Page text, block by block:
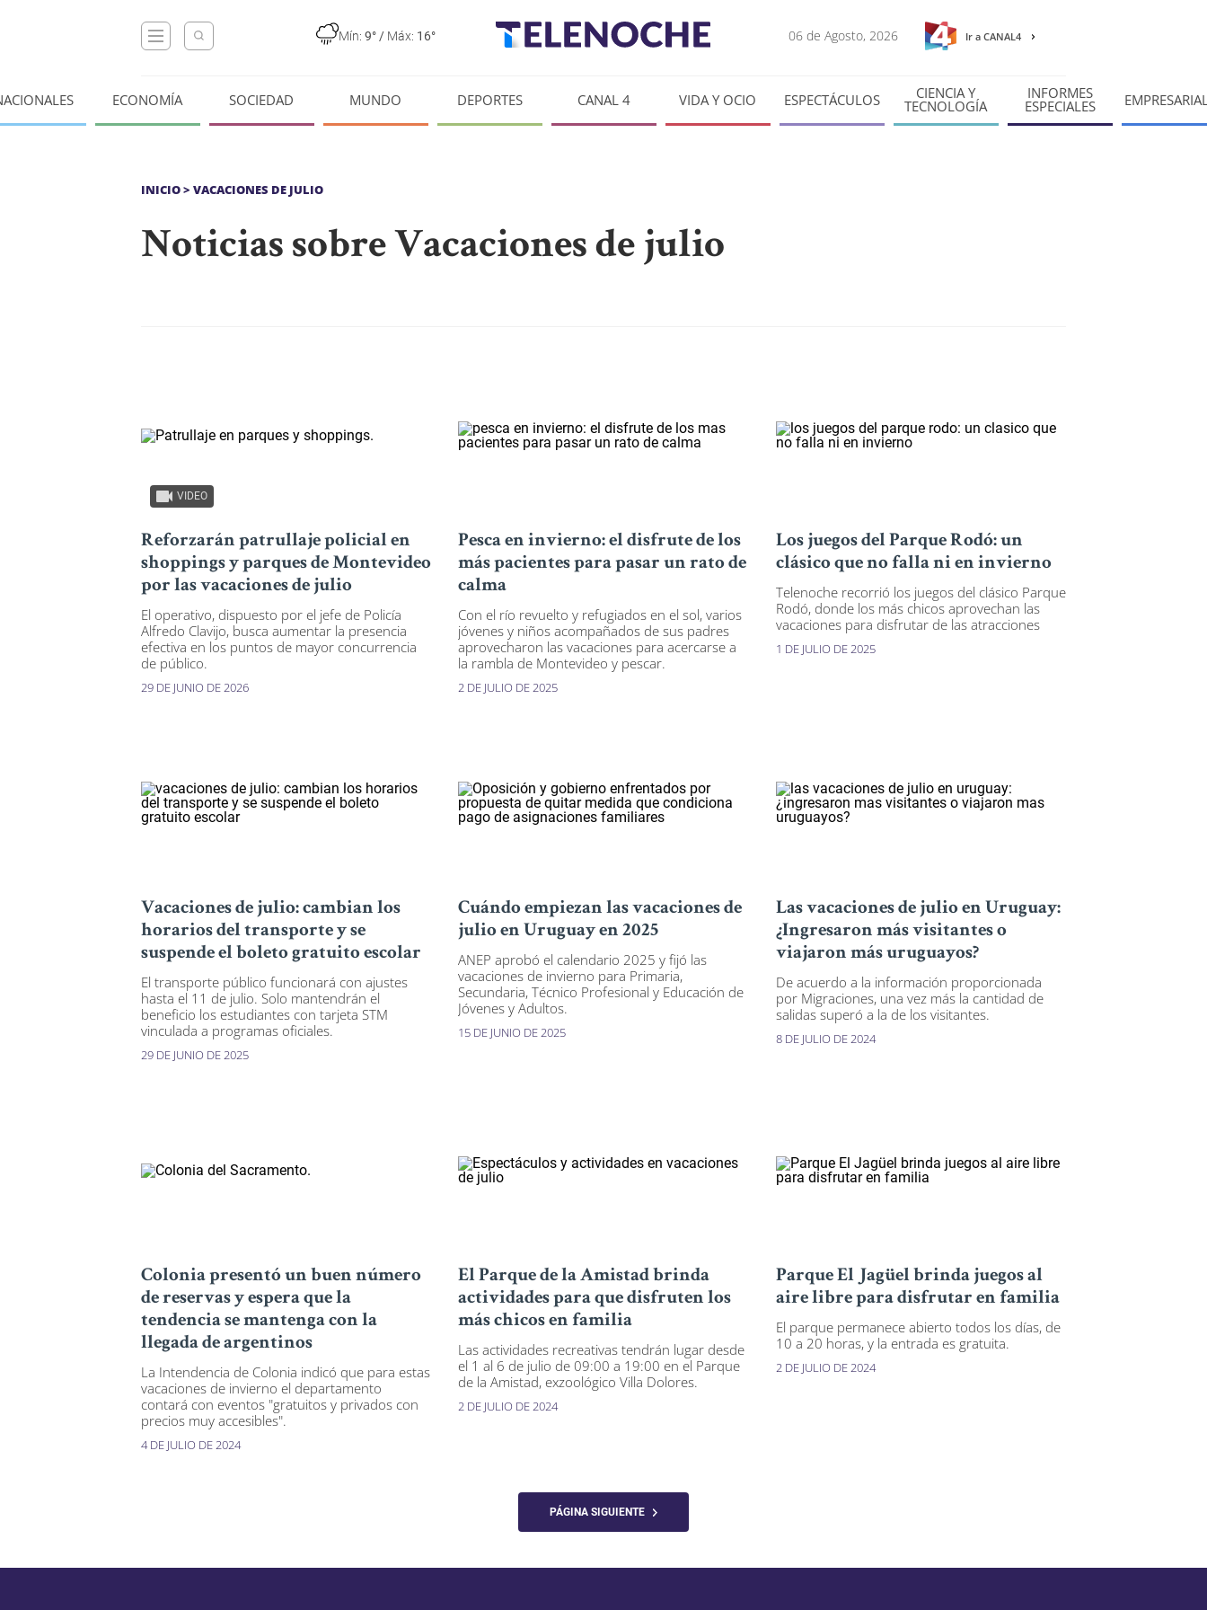
Mín: 9° / Máx: 16° 06 de Agosto, 2026 Ir a CANAL4
ECONOMÍA SOCIEDAD MUNDO DEPORTES CANAL 4 VIDA Y OCIO ESPECTÁCULOS CIENCIA Y
TECNOLOGÍA
INFORMES
ESPECIALES
INICIO> VACACIONES DE JULIO
Noticias sobre Vacaciones de julio
VIDEO
Reforzarán patrullaje policial en
shoppings y parques de Montevideo
por las vacaciones de julio
El operativo, dispuesto por el jefe de Policía
Alfredo Clavijo, busca aumentar la presencia
efectiva en los puntos de mayor concurrencia
de público.
29 DE JUNIO DE 2026
Pesca en invierno: el disfrute de los
más pacientes para pasar un rato de
calma
Con el río revuelto y refugiados en el sol, varios
jóvenes y niños acompañados de sus padres
aprovecharon las vacaciones para acercarse a
la rambla de Montevideo y pescar.
2 DE JULIO DE 2025
Los juegos del Parque Rodó: un
clásico que no falla ni en invierno
Telenoche recorrió los juegos del clásico Parque
Rodó, donde los más chicos aprovechan las
vacaciones para disfrutar de las atracciones
1 DE JULIO DE 2025
Vacaciones de julio: cambian los
horarios del transporte y se
suspende el boleto gratuito escolar
El transporte público funcionará con ajustes
hasta el 11 de julio. Solo mantendrán el
beneficio los estudiantes con tarjeta STM
vinculada a programas oficiales.
29 DE JUNIO DE 2025
Cuándo empiezan las vacaciones de
julio en Uruguay en 2025
ANEP aprobó el calendario 2025 y fijó las
vacaciones de invierno para Primaria,
Secundaria, Técnico Profesional y Educación de
Jóvenes y Adultos.
15 DE JUNIO DE 2025
Las vacaciones de julio en Uruguay:
¿Ingresaron más visitantes o
viajaron más uruguayos?
De acuerdo a la información proporcionada
por Migraciones, una vez más la cantidad de
salidas superó a la de los visitantes.
8 DE JULIO DE 2024
Colonia presentó un buen número
de reservas y espera que la
tendencia se mantenga con la
llegada de argentinos
La Intendencia de Colonia indicó que para estas
vacaciones de invierno el departamento
contará con eventos "gratuitos y privados con
precios muy accesibles".
4 DE JULIO DE 2024
El Parque de la Amistad brinda
actividades para que disfruten los
más chicos en familia
Las actividades recreativas tendrán lugar desde
el 1 al 6 de julio de 09:00 a 19:00 en el Parque
de la Amistad, exzoológico Villa Dolores.
2 DE JULIO DE 2024
Parque El Jagüel brinda juegos al
aire libre para disfrutar en familia
El parque permanece abierto todos los días, de
10 a 20 horas, y la entrada es gratuita.
2 DE JULIO DE 2024
PÁGINA SIGUIENTE